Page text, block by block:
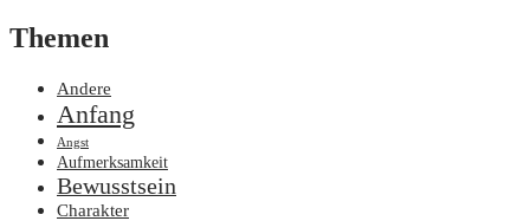
Themen
Andere
Anfang
Angst
Aufmerksamkeit
Bewusstsein
Charakter